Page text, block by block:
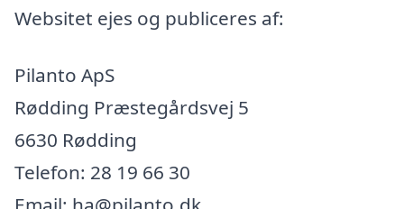
Websitet ejes og publiceres af:
Pilanto ApS
Rødding Præstegårdsvej 5
6630 Rødding
Telefon: 28 19 66 30